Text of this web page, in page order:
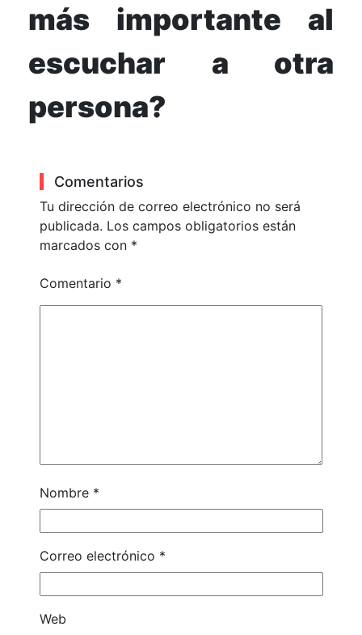
más importante al
escuchar a otra
persona?
Comentarios
Tu dirección de correo electrónico no será
publicada. Los campos obligatorios están
marcados con *
Comentario *
Nombre *
Correo electrónico *
Web